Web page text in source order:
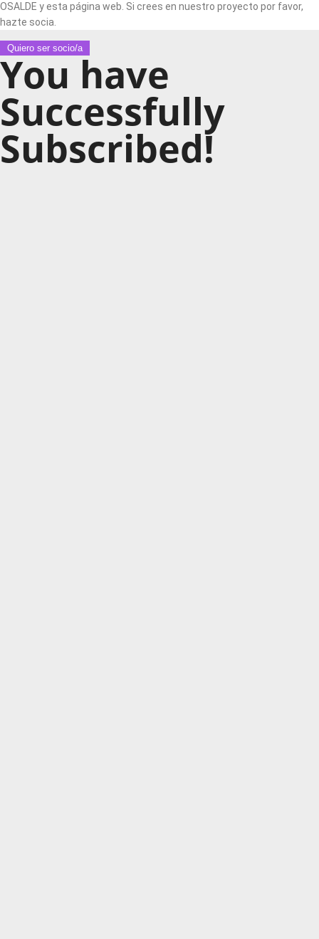
OSALDE y esta página web. Si crees en nuestro proyecto por favor,
hazte socia.
Quiero ser socio/a
You have
Successfully
Subscribed!